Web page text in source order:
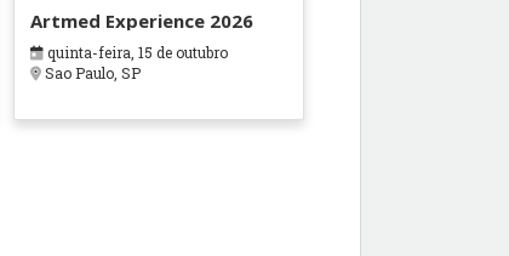
Artmed Experience 2026
quinta-feira, 15 de outubro
Sao Paulo, SP